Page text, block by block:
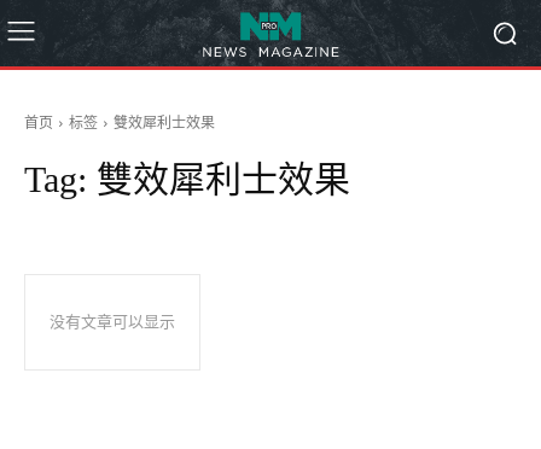
首页 标签 雙效犀利士效果
Tag: 雙效犀利士效果
没有文章可以显示